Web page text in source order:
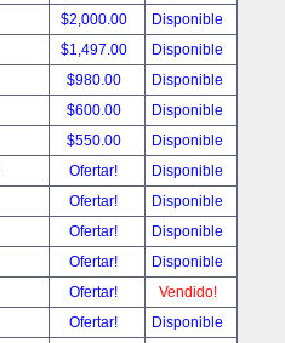
$2,000.00
Disponible
$1,497.00
Disponible
$980.00
Disponible
$600.00
Disponible
$550.00
Disponible
Ofertar!
Disponible
Ofertar!
Disponible
Ofertar!
Disponible
Ofertar!
Disponible
Ofertar!
Vendido!
Ofertar!
Disponible